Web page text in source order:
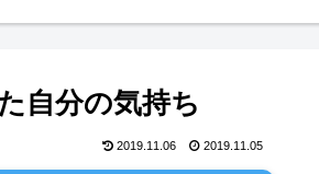
自分の気持ち
2019.11.06 2019.11.05